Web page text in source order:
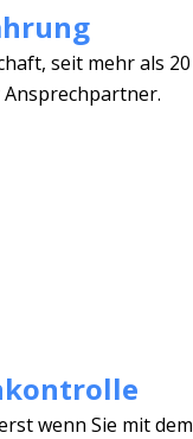
seit mehr als 20
wenn Sie mit dem